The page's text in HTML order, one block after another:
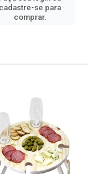
cadastre-se para
comprar.